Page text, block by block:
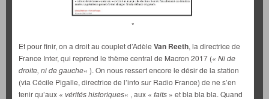
*
Et pour finir, on a droit au couplet d’Adèle Van Reeth, la directrice de
France Inter, qui reprend le thème central de Macron 2017 (« Ni de
droite, ni de gauche« ). On nous ressert encore le désir de la station
(via Cécile Pigalle, directrice de l’info sur Radio France) de ne s’en
tenir qu’aux « vérités historiques« , aux « faits » et bla bla bla. Quand